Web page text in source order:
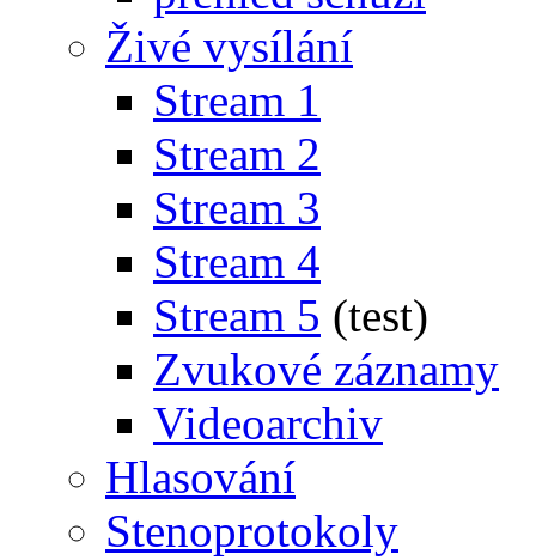
Živé vysílání
Stream 1
Stream 2
Stream 3
Stream 4
Stream 5 (test)
Zvukové záznamy
Videoarchiv
Hlasování
Stenoprotokoly